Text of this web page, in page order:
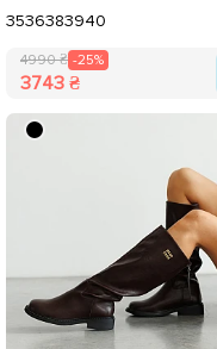
3536383940
4990 ₴ -25%
3743 ₴